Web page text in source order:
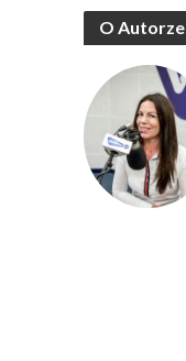
O Autorze